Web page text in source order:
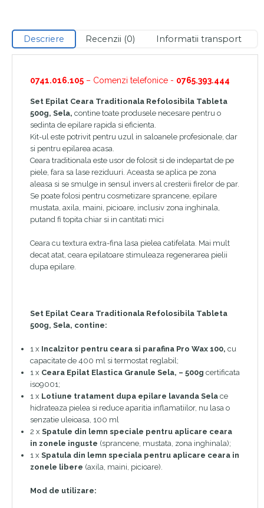
Descriere Recenzii (0) Informatii transport
0741.016.105 – Comenzi telefonice - 0765.393.444
Set Epilat Ceara Traditionala Refolosibila Tableta
500g, Sela, contine toate produsele necesare pentru o
sedinta de epilare rapida si eficienta.
Kit-ul este potrivit pentru uzul in saloanele profesionale, dar
si pentru epilarea acasa.
Ceara traditionala este usor de folosit si de indepartat de pe
piele, fara sa lase reziduuri. Aceasta se aplica pe zona
aleasa si se smulge in sensul invers al cresterii firelor de par.
Se poate folosi pentru cosmetizare sprancene, epilare
mustata, axila, maini, picioare, inclusiv zona inghinala,
putand fi topita chiar si in cantitati mici
Ceara cu textura extra-fina lasa pielea catifelata. Mai mult
decat atat, ceara epilatoare stimuleaza regenerarea pielii
dupa epilare.
Set Epilat Ceara Traditionala Refolosibila Tableta
500g, Sela, contine:
1 x Incalzitor pentru ceara si parafina Pro Wax 100, cu
capacitate de 400 ml si termostat reglabil;
1 x Ceara Epilat Elastica Granule Sela, – 500g certificata
iso9001;
1 x Lotiune tratament dupa epilare lavanda Sela ce
hidrateaza pielea si reduce aparitia inflamatiilor, nu lasa o
senzatie uleioasa, 100 ml
2 x Spatule din lemn speciale pentru aplicare ceara
in zonele inguste (sprancene, mustata, zona inghinala);
1 x Spatula din lemn speciala pentru aplicare ceara in
zonele libere (axila, maini, picioare).
Mod de utilizare: